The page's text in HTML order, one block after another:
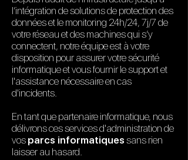
l’intégration de solutions de protection des
données et le monitoring 24h/24, 7j/7 de
votre réseau et des machines qui s’y
connectent, notreéquipe est à votre
disposition pour assurer votre sécurité
informatique et vous fournir le support et
l'assistance nécessaire en cas
d'incidents.
En tant que partenaire informatique, nous
délivrons ces services d'administration de
vos parcs informatiques sans rien
laisser au hasard.